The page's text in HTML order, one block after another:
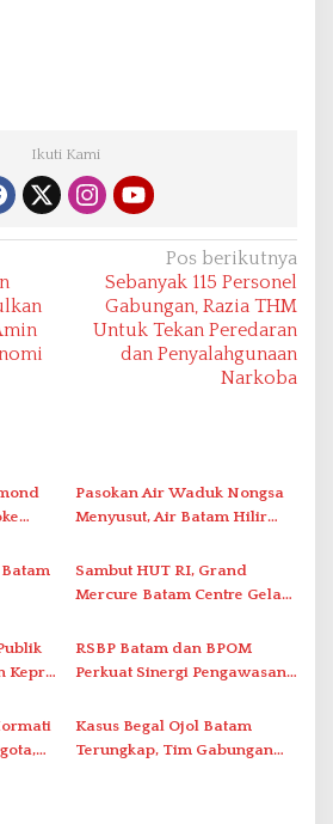
Ikuti Kami
Pos berikutnya
Sebanyak 115 Personel
Gabungan, Razia THM
Untuk Tekan Peredaran
dan Penyalahgunaan
Narkoba
Pasokan Air Waduk Nongsa
Menyusut, Air Batam Hilir
Antar-IPAM
Batam
Sambut HUT RI, Grand
Mercure Batam Centre Gelar
Nusantara’
Kepri
RSBP Batam dan BPOM
Perkuat Sinergi Pengawasan
Pelayanan Kefarmasian
Kasus Begal Ojol Batam
Terungkap, Tim Gabungan